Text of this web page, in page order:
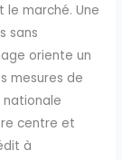
le marché. Une
sans
oriente un
mesures de
centre et
à